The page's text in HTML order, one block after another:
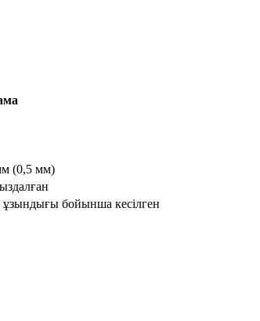
(0,5 мм)
ұзындығы бойынша кесілген